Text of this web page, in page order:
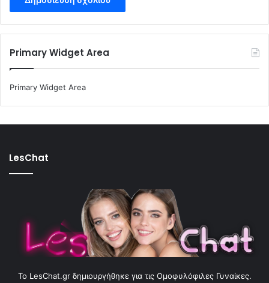
Primary Widget Area
Primary Widget Area
LesChat
To LesChat.gr δημιουργήθηκε για τις Ομοφυλόφιλες Γυναίκες.